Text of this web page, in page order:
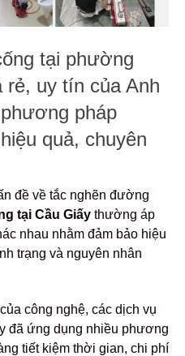
tại phường
rẻ, uy tín của Anh
pháp
quả, chuyên
đề về tắc nghẽn đường
tại Cầu Giấy thường áp
nhau nhằm đảm bảo hiệu
trạng và nguyên nhân
công nghệ, các dịch vụ
đã ứng dụng nhiều phương
tiết kiệm thời gian, chi phí